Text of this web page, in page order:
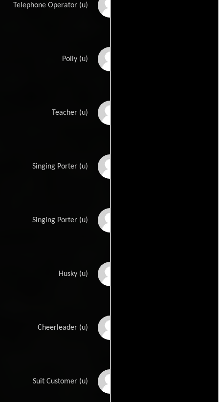
Telephone Operator (u)
Polly (u)
Teacher (u)
Singing Porter (u)
Singing Porter (u)
Husky (u)
Cheerleader (u)
Suit Customer (u)